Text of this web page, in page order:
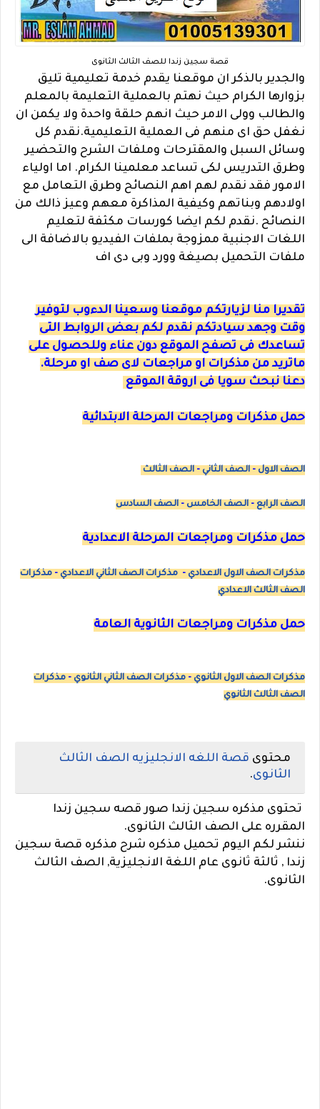
قصة سجين زندا للصف الثالث الثانوى
والجدير بالذكر ان موقعنا يقدم خدمة تعليمية تليق
بزوارها الكرام حيث نهتم بالعملية التعليمة بالمعلم
والطالب وولى الامر حيث انهم حلقة واحدة ولا يكمن ان
نغفل حق اى منهم فى العملية التعليمية.نقدم كل
وسائل السبل والمقترحات وملفات الشرح والتحضير
وطرق التدريس لكى تساعد معلمينا الكرام. اما اولياء
الامور فقد نقدم لهم اهم النصائح وطرق التعامل مع
اولادهم وبناتهم وكيفية المذاكرة معهم وعيز ذالك من
النصائح .نقدم لكم ايضا كورسات مكثفة لتعليم
اللغات الاجنبية ممزوجة بملفات الفيديو بالاضافة الى
ملفات التحميل بصيغة وورد وبى دى اف
تقديرا منا لزيارتكم موقعنا وسعينا الدءوب لتوفير
وقت وجهد سيادتكم نقدم لكم بعض الروابط التى
تساعدك فى تصفح الموقع دون عناء وللحصول على
ماتريد من مذكرات او مراجعات لاى صف او مرحلة.
دعنا نبحث سويا فى اروقة الموقع
حمل مذكرات ومراجعات المرحلة الابتدائية
الصف الاول - الصف الثاني - الصف الثالث
الصف الرابع - الصف الخامس - الصف السادس
حمل مذكرات ومراجعات المرحلة الاعدادية
مذكرات الصف الاول الاعدادي - مذكرات الصف الثاني الاعدادي - مذكرات
الصف الثالث الاعدادي
حمل مذكرات ومراجعات الثانوية العامة
مذكرات الصف الاول الثانوي - مذكرات الصف الثاني الثانوي - مذكرات
الصف الثالث الثانوي
محتوى قصة اللغه الانجليزيه الصف الثالث
الثانوى.
تحتوى مذكره سجين زندا صور قصه سجين زندا
المقرره على الصف الثالث الثانوى.
ننشر لكم اليوم تحميل مذكره شرح مذكره قصة سجين
زندا , ثالثة ثانوى عام اللغة الانجليزية, الصف الثالث
الثانوى.